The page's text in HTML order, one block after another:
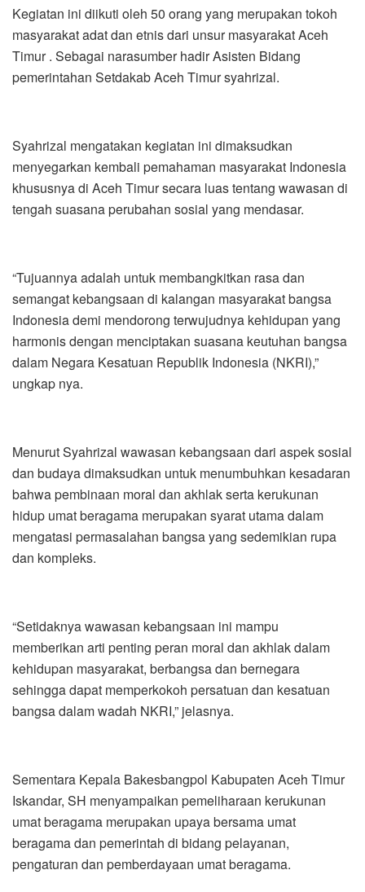
Kegiatan ini diikuti oleh 50 orang yang merupakan tokoh
masyarakat adat dan etnis dari unsur masyarakat Aceh
Timur . Sebagai narasumber hadir Asisten Bidang
pemerintahan Setdakab Aceh Timur syahrizal.
Syahrizal mengatakan kegiatan ini dimaksudkan
menyegarkan kembali pemahaman masyarakat Indonesia
khususnya di Aceh Timur secara luas tentang wawasan di
tengah suasana perubahan sosial yang mendasar.
“Tujuannya adalah untuk membangkitkan rasa dan
semangat kebangsaan di kalangan masyarakat bangsa
Indonesia demi mendorong terwujudnya kehidupan yang
harmonis dengan menciptakan suasana keutuhan bangsa
dalam Negara Kesatuan Republik Indonesia (NKRI),”
ungkap nya.
Menurut Syahrizal wawasan kebangsaan dari aspek sosial
dan budaya dimaksudkan untuk menumbuhkan kesadaran
bahwa pembinaan moral dan akhlak serta kerukunan
hidup umat beragama merupakan syarat utama dalam
mengatasi permasalahan bangsa yang sedemikian rupa
dan kompleks.
“Setidaknya wawasan kebangsaan ini mampu
memberikan arti penting peran moral dan akhlak dalam
kehidupan masyarakat, berbangsa dan bernegara
sehingga dapat memperkokoh persatuan dan kesatuan
bangsa dalam wadah NKRI,” jelasnya.
Sementara Kepala Bakesbangpol Kabupaten Aceh Timur
Iskandar, SH menyampaikan pemeliharaan kerukunan
umat beragama merupakan upaya bersama umat
beragama dan pemerintah di bidang pelayanan,
pengaturan dan pemberdayaan umat beragama.